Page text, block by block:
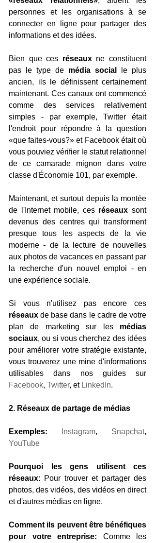
personnes et les organisations à se
connecter en ligne pour partager des
informations et des idées.
Bien que ces réseaux ne constituent
pas le type de média social
le plus
ancien, ils le définissent certainement
maintenant. Ces canaux ont commencé
comme des services relativement
simples - par exemple, Twitter était
l'endroit pour répondre à la question
«que faites-vous?» et Facebook était où
vous pouviez vérifier le statut relationnel
de ce camarade mignon dans votre
classe d'Économie 101, par exemple.
Maintenant, et surtout depuis la montée
de l'Internet mobile, ces réseaux sont
devenus des centres qui transforment
presque tous les aspects de la vie
moderne - de la lecture de nouvelles
aux photos de vacances en passant par
la recherche d'un nouvel emploi - en
une expérience sociale.
réseaux de base dans le cadre de votre
plan de marketing sur les médias
sociaux, ou si vous cherchez des idées
pour améliorer votre stratégie existante,
vous trouverez une mine d'informations
Facebook, Twitter, et LinkedIn.
2. Réseaux de partage de médias
Exemples: Instagram, Snapchat
YouTube
Pourquoi les gens utilisent ces
réseaux: Pour trouver et partager des
photos, des vidéos, des vidéos en direct
et d'autres médias en ligne.
Comment ils peuvent être bénéfiques
pour votre entreprise: Comme les